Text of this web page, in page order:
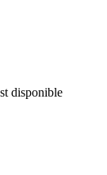
disponible